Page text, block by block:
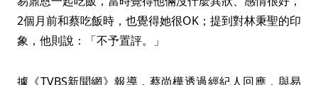
2個月前和蔡吃飯時，也覺得她很OK；提到對林秉聖的印
象，他則說：「不予置評。」
據《TVBS新聞網》報導，蔡尚樺透過經紀人回應，與易